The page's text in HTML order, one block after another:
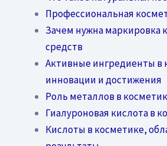
Профессиональная
Зачем нужна маркировка
средств
Активные ингредиенты в
инновации и достижения
Роль металлов в
Гиалуроновая кислота в
Кислоты в косметике,